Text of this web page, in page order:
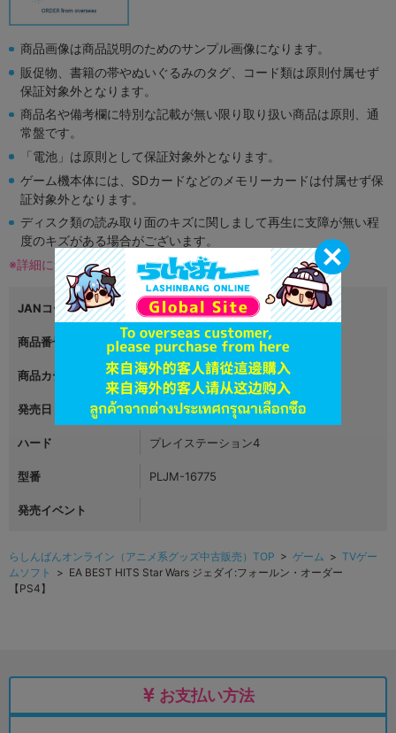
商品画像は商品説明のためのサンプル画像になります。
販促物、書籍の帯やぬいぐるみのタグ、コード類は原則付属せず
保証対象外となります。
商品名や備考欄に特別な記載が無い限り取り扱い商品は原則、通
常盤です。
「電池」は原則として保証対象外となります。
ゲーム機本体には、SDカードなどのメモリーカードは付属せず保
証対象外となります。
ディスク類の読み取り面のキズに関しまして再生に支障が無い程
度のキズがある場合がございます。
※詳細につきましてはコチラ
JANコード 4938833023612
商品番号 L03730528
商品カテゴリ ゲーム
発売日 2020年12月17日
ハード プレイステーション4
型番 PLJM-16775
発売イベント
らしんばんオンライン（アニメ系グッズ中古販売）TOP > ゲーム > TVゲー
ムソフト
> EA BEST HITS Star Wars ジェダイ:フォールン・オーダー
【PS4】
お支払い方法